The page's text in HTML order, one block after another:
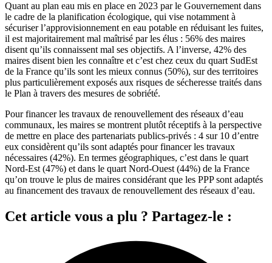
Quant au plan eau mis en place en 2023 par le Gouvernement dans
le cadre de la planification écologique, qui vise notamment à
sécuriser l’approvisionnement en eau potable en réduisant les fuites,
il est majoritairement mal maîtrisé par les élus : 56% des maires
disent qu’ils connaissent mal ses objectifs. A l’inverse, 42% des
maires disent bien les connaître et c’est chez ceux du quart SudEst
de la France qu’ils sont les mieux connus (50%), sur des territoires
plus particulièrement exposés aux risques de sécheresse traités dans
le Plan à travers des mesures de sobriété.
Pour financer les travaux de renouvellement des réseaux d’eau
communaux, les maires se montrent plutôt réceptifs à la perspective
de mettre en place des partenariats publics-privés : 4 sur 10 d’entre
eux considèrent qu’ils sont adaptés pour financer les travaux
nécessaires (42%). En termes géographiques, c’est dans le quart
Nord-Est (47%) et dans le quart Nord-Ouest (44%) de la France
qu’on trouve le plus de maires considérant que les PPP sont adaptés
au financement des travaux de renouvellement des réseaux d’eau.
Cet article vous a plu ? Partagez-le :